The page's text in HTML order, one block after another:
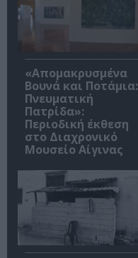
«Απομακρυσμένα
Βουνά και Ποτάμια:
Πνευματική
Πατρίδα»:
Περιοδική έκθεση
στο Διαχρονικό
Μουσείο Αίγινας